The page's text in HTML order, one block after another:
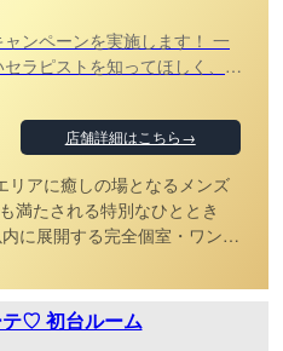
ンペーンを実施します！ 一
ラピストを知ってほしく、
おります💖 ☆当店は最
円→無料 コース料：各コー
円→24000円 ※「入会金・
店舗詳細はこちら→
リアに癒しの場となるメンズ
日々の疲れを丁寧にほぐしま
れた美女たちよる“上質な癒
♡ 初台ルーム